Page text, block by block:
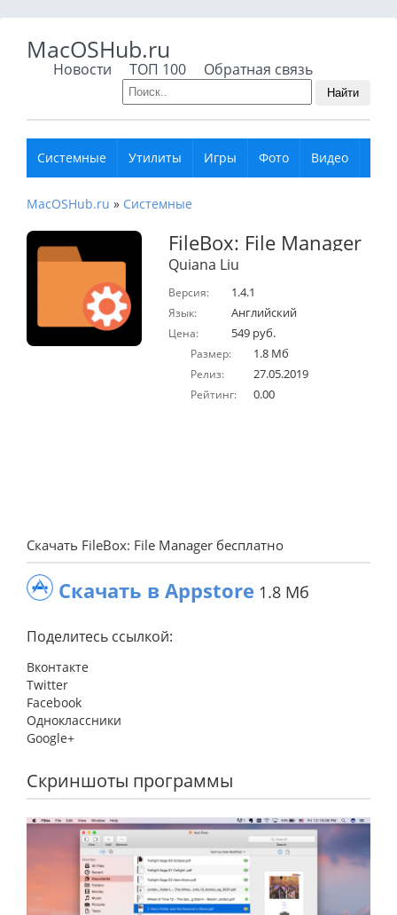
MacOSHub.ru
Новости ТОП 100 Обратная связь
Найти
Системные Утилиты Игры Фото Видео
MacOSHub.ru » Системные
FileBox: File Manager
Quiana Liu
Версия: 1.4.1
Язык: Английский
Цена: 549 руб.
Размер: 1.8 Мб
Релиз: 27.05.2019
Рейтинг: 0.00
Скачать FileBox: File Manager бесплатно
Скачать в Appstore 1.8 Мб
Поделитесь ссылкой:
Вконтакте
Twitter
Facebook
Одноклассники
Google+
Скриншоты программы